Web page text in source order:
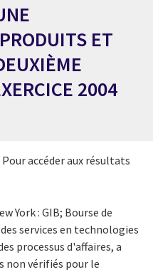
ET
2004
Pour accéder aux résultats
York : GIB; Bourse de
services en technologies
processus d'affaires, a
non vérifiés pour le